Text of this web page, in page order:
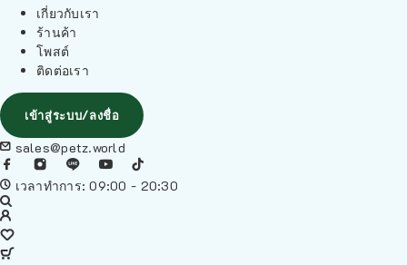
เกี่ยวกับเรา
ร้านค้า
โพสต์
ติดต่อเรา
เข้าสู่ระบบ/ลงชื่อ
sales@petz.world
เวลาทำการ: 09:00 - 20:30